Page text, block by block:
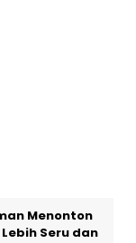
Menonton
Seru dan